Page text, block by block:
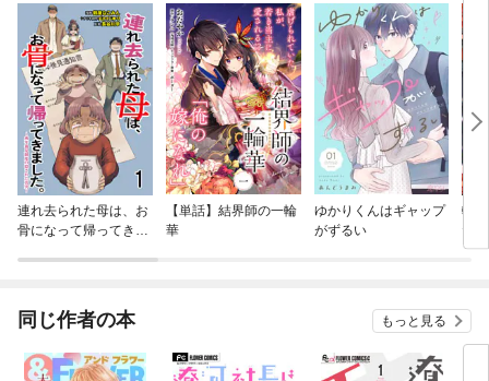
連れ去られた母は、お
骨になって帰ってきま
【単話】結界師の一輪
華
ゆかりくんはギャップ
がずるい
輪
た
る
同じ作者の本 もっと見る